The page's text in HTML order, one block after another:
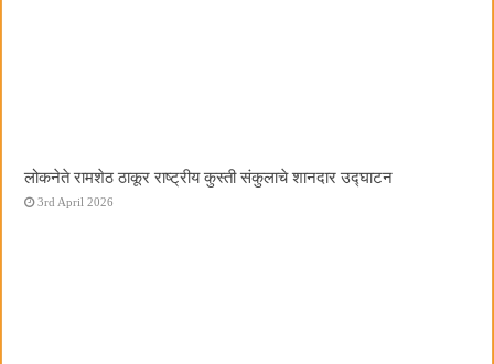
लोकनेते रामशेठ ठाकूर राष्ट्रीय कुस्ती संकुलाचे शानदार उद्घाटन
3rd April 2026